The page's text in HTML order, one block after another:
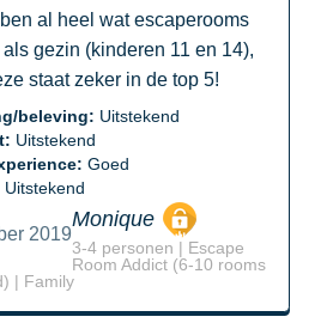
al heel wat escaperooms
gezin (kinderen 11 en 14),
staat zeker in de top 5!
beleving: Uitstekend
Uitstekend
Goed
Uitstekend
2019
Monique
3-4 personen | Escape
Room Addict (6-10 rooms
| Family